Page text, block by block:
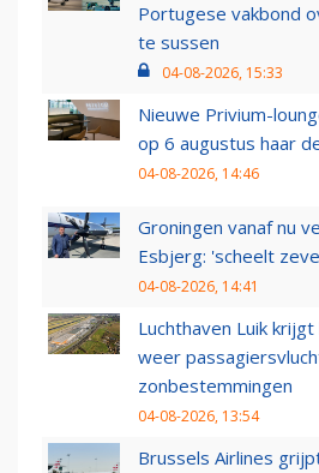
Portugese vakbond
te sussen
04-08-2026, 15:33
Nieuwe Privium-
op 6 augustus haar
04-08-2026, 14:46
Groningen vanaf nu
Esbjerg: 'scheelt
04-08-2026, 14:41
Luchthaven Luik
weer
zonbestemmingen
04-08-2026, 13:54
Brussels Airlines